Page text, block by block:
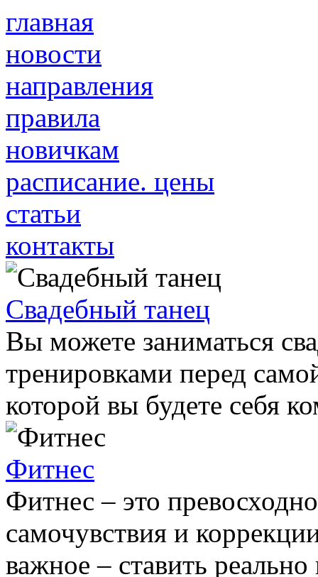
главная
новости
направления
правила
новичкам
расписание. цены
статьи
контакты
Свадебный танец
Вы можете заниматься
тренировками перед
которой вы будете себя
Фитнес
Фитнес – это
самочувствия и
важное – ставить